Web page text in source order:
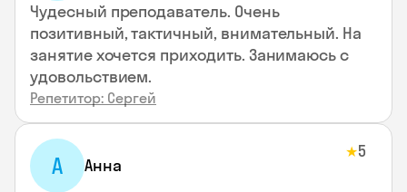
Чудесный преподаватель. Очень
позитивный, тактичный, внимательный. На
занятие хочется приходить. Занимаюсь с
удовольствием.
Репетитор: Сергей
А Анна
★5